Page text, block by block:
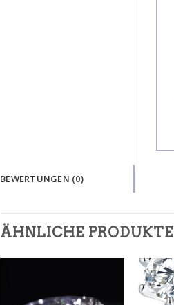
BEWERTUNGEN (0)
ÄHNLICHE PRODUKTE